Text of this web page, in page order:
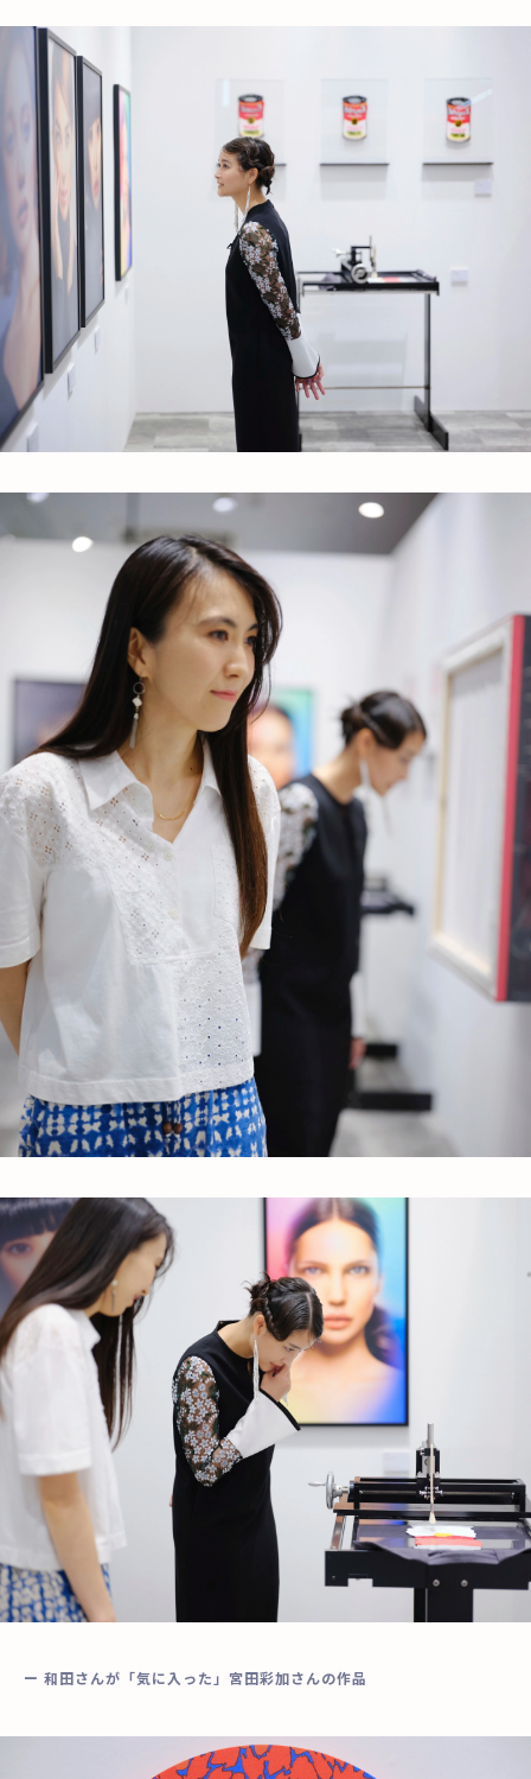
ー 和田さんが「気に入った」宮田彩加さんの作品